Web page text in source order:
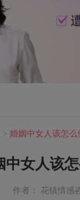
> 婚姻中女人该怎么
中女人该
作者： 花镇情感